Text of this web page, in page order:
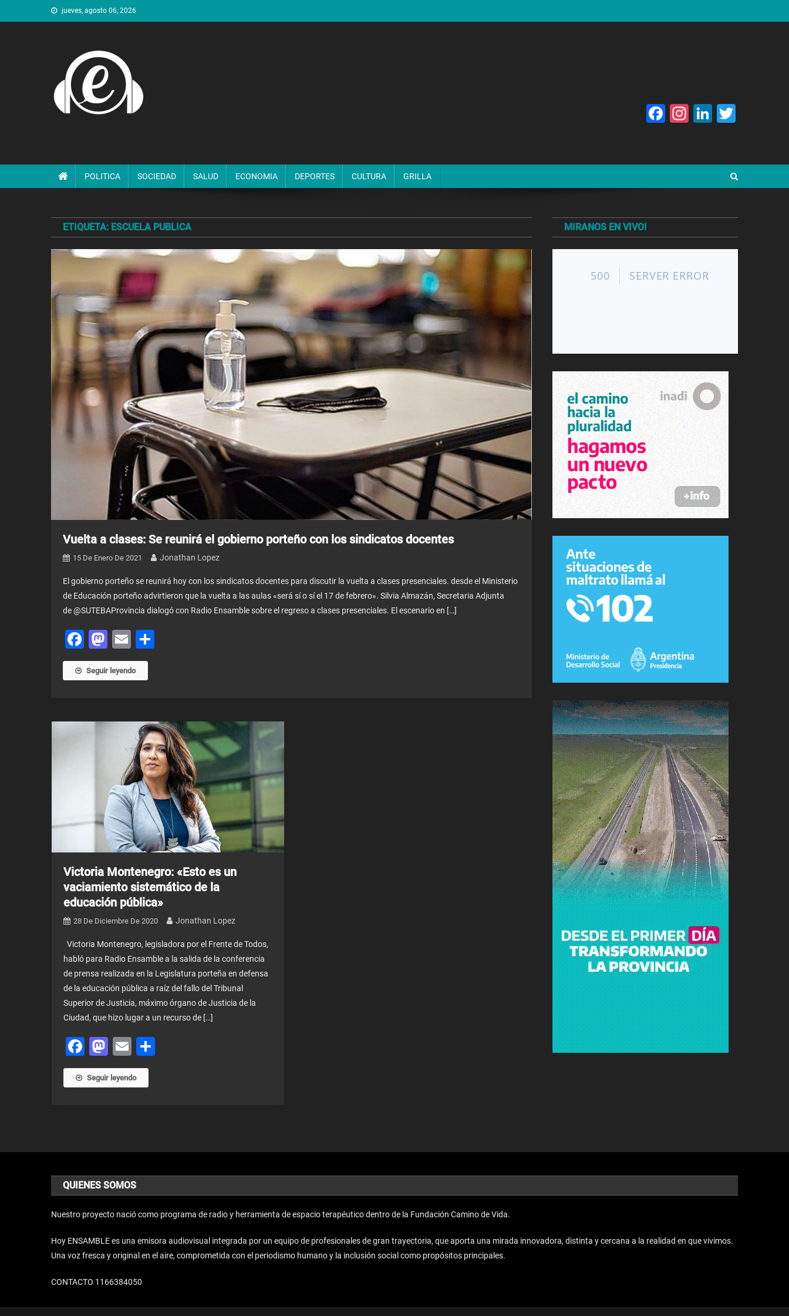
al
jueves, agosto 06, 2026
Facebook
Instagram
LinkedIn
POLITICA SOCIEDAD SALUD ECONOMIA DEPORTES CULTURA GRILLA
ETIQUETA: ESCUELA PUBLICA
Vuelta a clases: Se reunirá el gobierno porteño con los sindicatos docentes
15 De Enero De 2021 Jonathan Lopez
El gobierno porteño se reunirá hoy con los sindicatos docentes para discutir la vuelta a clases presenciales. desde el Ministerio
de Educación porteño advirtieron que la vuelta a las aulas «será sí o sí el 17 de febrero». Silvia Almazán, Secretaria Adjunta
de @SUTEBAProvincia dialogó con Radio Ensamble sobre el regreso a clases presenciales. El escenario en […]
Facebook
Mastodon
Email
Seguir leyendo
Victoria Montenegro: «Esto es un
vaciamiento sistemático de la
educación pública»
28 De Diciembre De 2020 Jonathan Lopez
Victoria Montenegro, legisladora por el Frente de Todos,
habló para Radio Ensamble a la salida de la conferencia
de prensa realizada en la Legislatura porteña en defensa
de la educación pública a raíz del fallo del Tribunal
Superior de Justicia, máximo órgano de Justicia de la
Ciudad, que hizo lugar a un recurso de […]
Facebook
Mastodon
EmailShare
Seguir leyendo
MIRANOS EN VIVO!
QUIENES SOMOS
Nuestro proyecto nació como programa de radio y herramienta de espacio terapéutico dentro de la Fundación Camino de Vida.
Hoy ENSAMBLE es una emisora audiovisual integrada por un equipo de profesionales de gran trayectoria, que aporta una mirada innovadora, distinta y cercana a la realidad en que vivimos.
Una voz fresca y original en el aire, comprometida con el periodismo humano y la inclusión social como propósitos principales.
CONTACTO 1166384050